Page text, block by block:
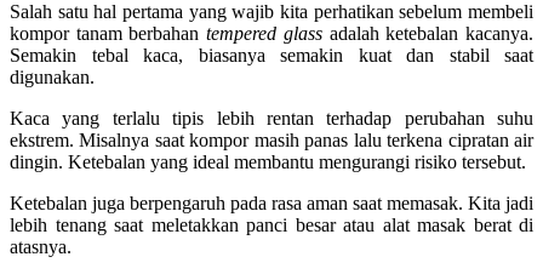
Salah satu hal pertama yang wajib kita perhatikan sebelum membeli
kompor tanam berbahantempered glassadalah ketebalan kacanya.
Semakin tebal kaca, biasanya semakin kuat dan stabil saat
digunakan.
Kaca yang terlalu tipis lebih rentan terhadap perubahan suhu
ekstrem. Misalnya saat kompor masih panas lalu terkena cipratan air
dingin. Ketebalan yang ideal membantu mengurangi risiko tersebut.
Ketebalan juga berpengaruh pada rasa aman saat memasak. Kita jadi
lebih tenang saat meletakkan panci besar atau alat masak berat di
atasnya.